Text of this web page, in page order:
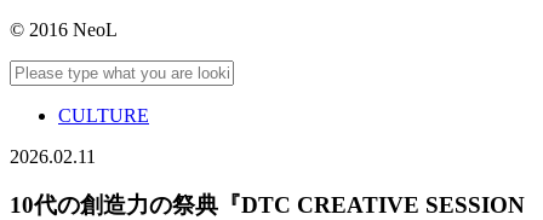
© 2016 NeoL
CULTURE
2026.02.11
10代の創造力の祭典『DTC CREATIVE SESSION